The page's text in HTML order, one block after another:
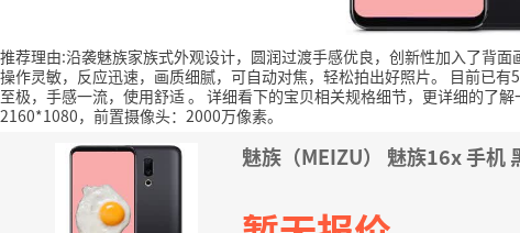
推荐理由:沿袭魅族家族式外观设计，圆润过渡手感优良，创新性加入了背
操作灵敏，反应迅速，画质细腻，可自动对焦，轻松拍出好照片。
目前已有
至极，手感一流，使用舒适。 详细看下的宝贝相关规格细节，更详细的了解
2160*1080，前置摄像头：2000万像素。
魅族（MEIZU） 魅族16x 手机